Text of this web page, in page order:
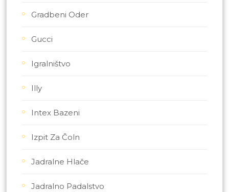
Gradbeni Oder
Gucci
Igralništvo
Illy
Intex Bazeni
Izpit Za Čoln
Jadralne Hlače
Jadralno Padalstvo